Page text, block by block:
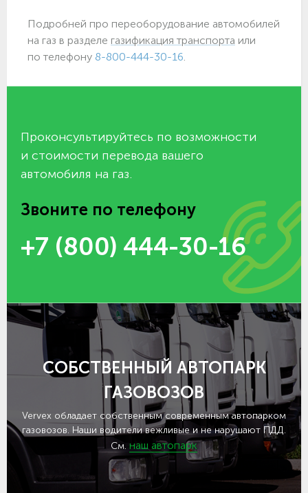
Подробней про переоборудование автомобилей
на газ в разделе газификация транспорта или
по телефону 8-800-444-30-16.
Проконсультируйтесь по возможности
и стоимости перевода вашего
автомобиля на газ.
Звоните по телефону
+7 (800) 444-30-16
СОБСТВЕННЫЙ АВТОПАРК
ГАЗОВОЗОВ
Vervex обладает собственным современным автопарком
газовозов. Наши водители вежливые и не нарушают ПДД.
См. наш автопарк